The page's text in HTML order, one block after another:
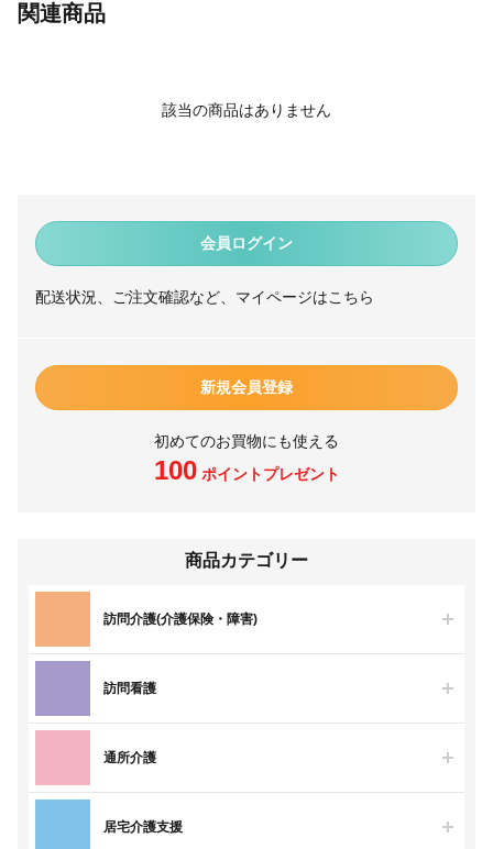
会員ログイン
配送状況、ご注文確認など、マイページはこちら
新規会員登録
初めてのお買物にも使える
100ポイントプレゼント
商品カテゴリー
訪問介護(介護保険・障害)
訪問看護
通所介護
居宅介護支援
関連商品
該当の商品はありません